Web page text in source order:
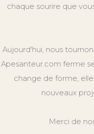
chaque sourire que
Aujourd'hui, nous
Apesanteur.com ferme
change de forme,
nouveaux
Merci de